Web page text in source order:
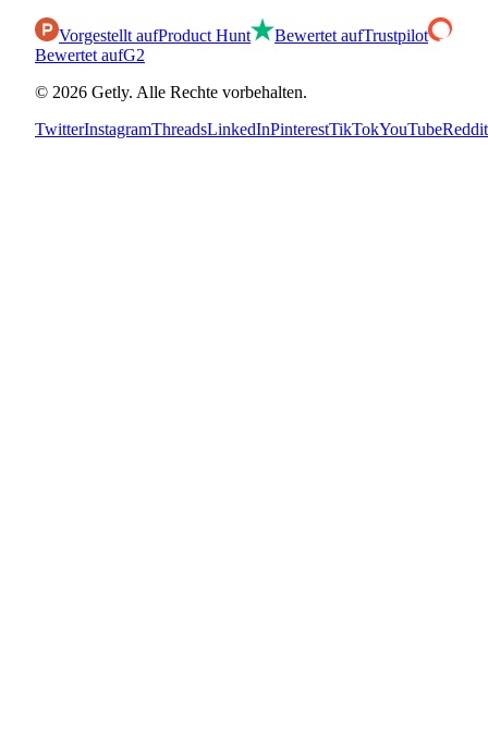
Vorgestellt aufProduct Hunt Bewertet aufTrustpilot
Bewertet aufG2
© 2026 Getly. Alle Rechte vorbehalten.
TwitterInstagramThreadsLinkedInPinterestTikTokYouTubeReddit